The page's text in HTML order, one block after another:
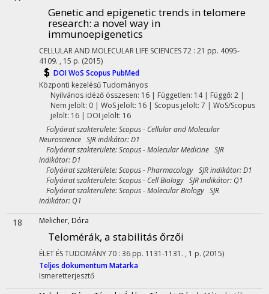
Genetic and epigenetic trends in telomere
research: a novel way in
immunoepigenetics
CELLULAR AND MOLECULAR LIFE SCIENCES72 : 21 pp. 4095-
4109. , 15 p. (2015)
DOIWoS Scopus PubMed
Központi kezelésűTudományos
Nyilvános idéző összesen: 16| Független: 14 | Függő: 2 |
Nem jelölt: 0 | WoS jelölt: 16 | Scopus jelölt: 7 | WoS/Scopus
jelölt: 16 | DOI jelölt: 16
Folyóirat szakterülete: Scopus - Cellular and Molecular
Neuroscience SJR indikátor: D1
Folyóirat szakterülete: Scopus - Molecular Medicine SJR
indikátor: D1
Folyóirat szakterülete: Scopus - Pharmacology SJR indikátor: D1
Folyóirat szakterülete: Scopus - Cell Biology SJR indikátor: Q1
Folyóirat szakterülete: Scopus - Molecular Biology SJR
indikátor: Q1
18 Melicher, Dóra
Telomérák, a stabilitás őrzői
ÉLET ÉS TUDOMÁNY70 : 36 pp. 1131-1131. , 1 p. (2015)
Teljes dokumentumMatarka
Ismeretterjesztő